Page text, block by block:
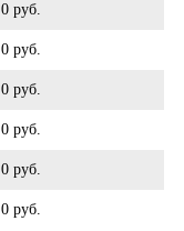
0 руб.
0 руб.
0 руб.
0 руб.
0 руб.
0 руб.